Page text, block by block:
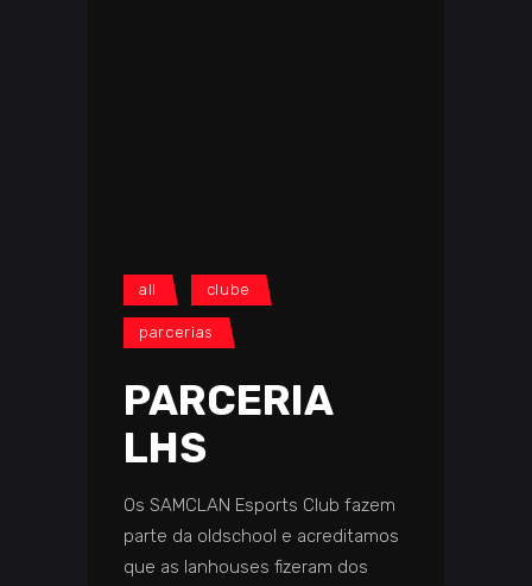
all clube
parcerias
PARCERIA
LHS
Os SAMCLAN Esports Club fazem
parte da oldschool e acreditamos
que as lanhouses fizeram dos